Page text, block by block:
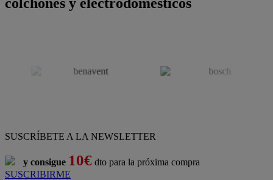
SUSCRÍBETE A LA NEWSLETTER
y consigue 10€ dto para la próxima compra
SUSCRIBIRME